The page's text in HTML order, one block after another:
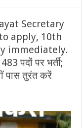
Secretary
apply, 10th
immediately.
पदों पर भर्ती;
पास तुरंत करें